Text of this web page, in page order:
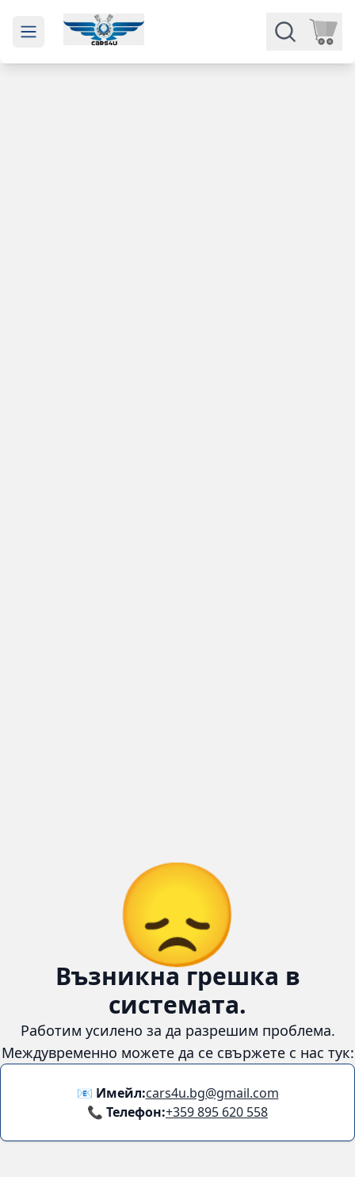
Open main menu
😞
Възникна грешка в
системата.
Работим усилено за да разрешим проблема.
Междувременно можете да се свържете с нас тук:
📧 Имейл:cars4u.bg@gmail.com
📞 Телефон:+359 895 620 558